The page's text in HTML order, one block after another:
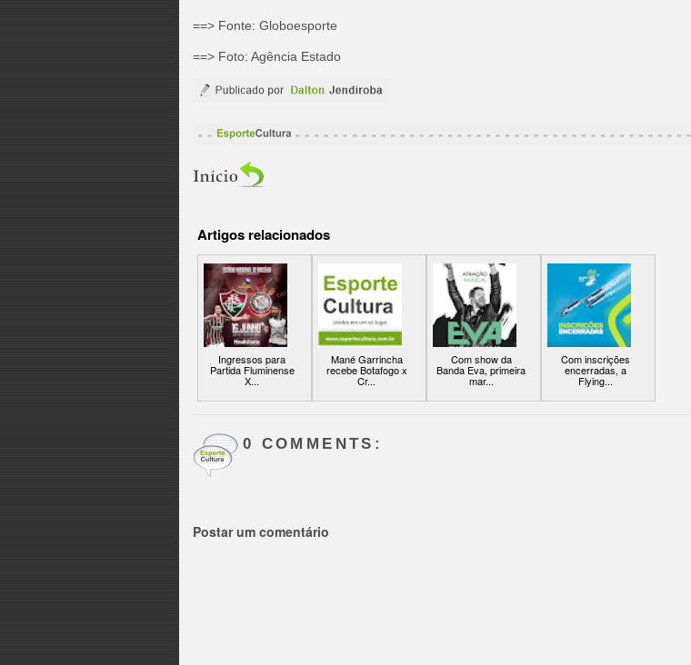
==> Fonte: Globoesporte
==> Foto: Agência Estado
Artigos relacionados
Ingressos para
Partida Fluminense
X...
Mané Garrincha
recebe Botafogo x
Cr...
Com show da
Banda Eva, primeira
mar...
Com inscrições
encerradas, a
Flying...
0 COMMENTS:
Postar um comentário